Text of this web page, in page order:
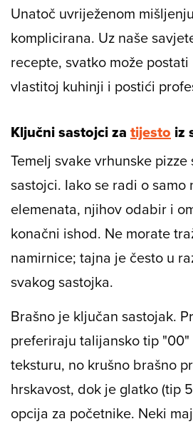
Unatoč uvriježenom
komplicirana. Uz naše
recepte, svatko može
vlastitoj kuhinji i postići
Ključni sastojci za tijesto iz
Temelj svake vrhunske
sastojci. Iako se radi o samo
elemenata, njihov odabir i
konačni ishod. Ne morate
namirnice; tajna je često u
svakog sastojka.
Brašno je ključan sastojak.
preferiraju talijansko tip "00"
teksturu, no krušno brašno
hrskavost, dok je glatko (tip
opcija za početnike. Neki